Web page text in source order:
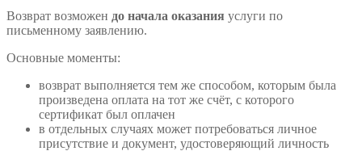
Возврат возможен до начала оказания услуги по
письменному заявлению.
Основные моменты:
возврат выполняется тем же способом, которым была
произведена оплата на тот же счёт, с которого
сертификат был оплачен
в отдельных случаях может потребоваться личное
присутствие и документ, удостоверяющий личность